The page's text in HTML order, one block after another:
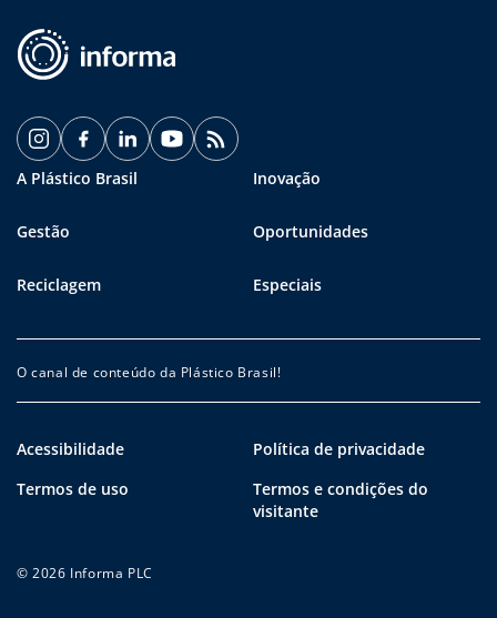
A Plástico Brasil Inovação
Gestão Oportunidades
Reciclagem Especiais
O canal de conteúdo da Plástico Brasil!
Acessibilidade
Política de privacidade
Termos de uso
Termos e condições do
visitante
© 2026 Informa PLC